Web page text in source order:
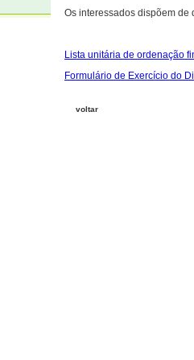
Os interessados dispõem de
Lista unitária de ordenação
Formulário de Exercício do
voltar